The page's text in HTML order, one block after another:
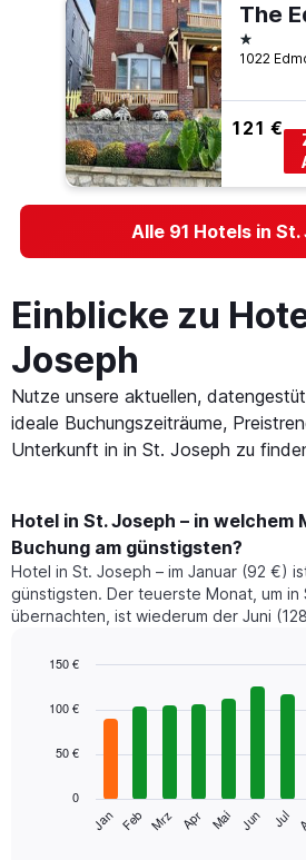
1 Stern
121 €
Alle 91 Hotels in St.
Einblicke zu
Joseph
Nutze unsere aktuellen,
ideale Buchungszeiträume,
Unterkunft in in St. Joseph zu
Hotel in St. Joseph – in welchem
Buchung am günstigsten?
Hotel in St. Joseph – im Januar (92 €)
günstigsten. Der teuerste Monat, um in
übernachten, ist wiederum der Juni
chart
bars.
folgende
graphic.
Jan Feb Mrz Apr Mai Jun Jul
0
50 €
100 €
150 €